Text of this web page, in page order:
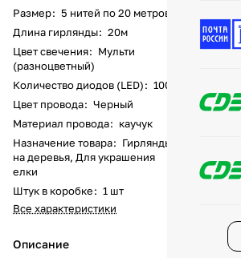
Размер: 5 нитей по 20 метров
Длина гирлянды: 20м
Цвет свечения: Мульти
(разноцветный)
Количество диодов (LED): 1000
Цвет провода: Черный
Материал провода: каучук
Назначение товара: Гирлянды
на деревья, Для украшения
елки
Штук в коробке: 1 шт
Все характеристики
Описание